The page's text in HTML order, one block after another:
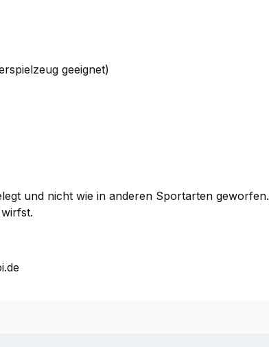
geeignet)
und nicht wie in anderen Sportarten geworfen.